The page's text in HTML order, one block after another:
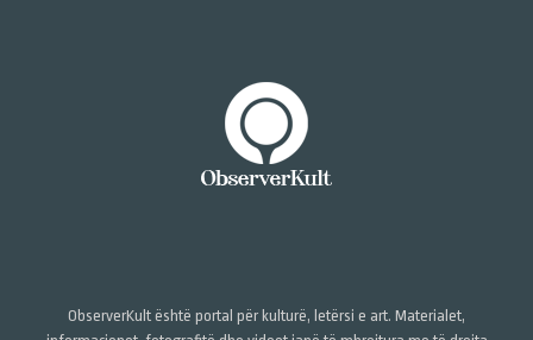
ObserverKult është portal për kulturë, letërsi e art. Materialet,